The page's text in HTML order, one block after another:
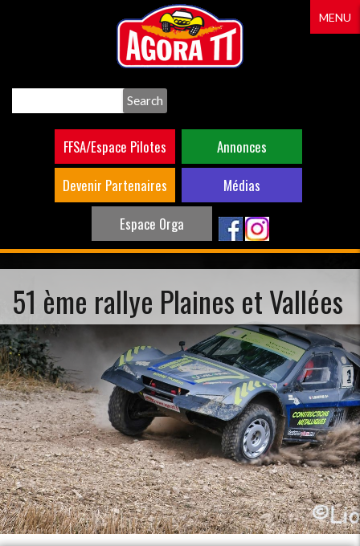
FFSA/Espace Pilotes
Annonces
Devenir Partenaires
Médias
Espace Orga
MENU
51 ème rallye Plaines et Vallées